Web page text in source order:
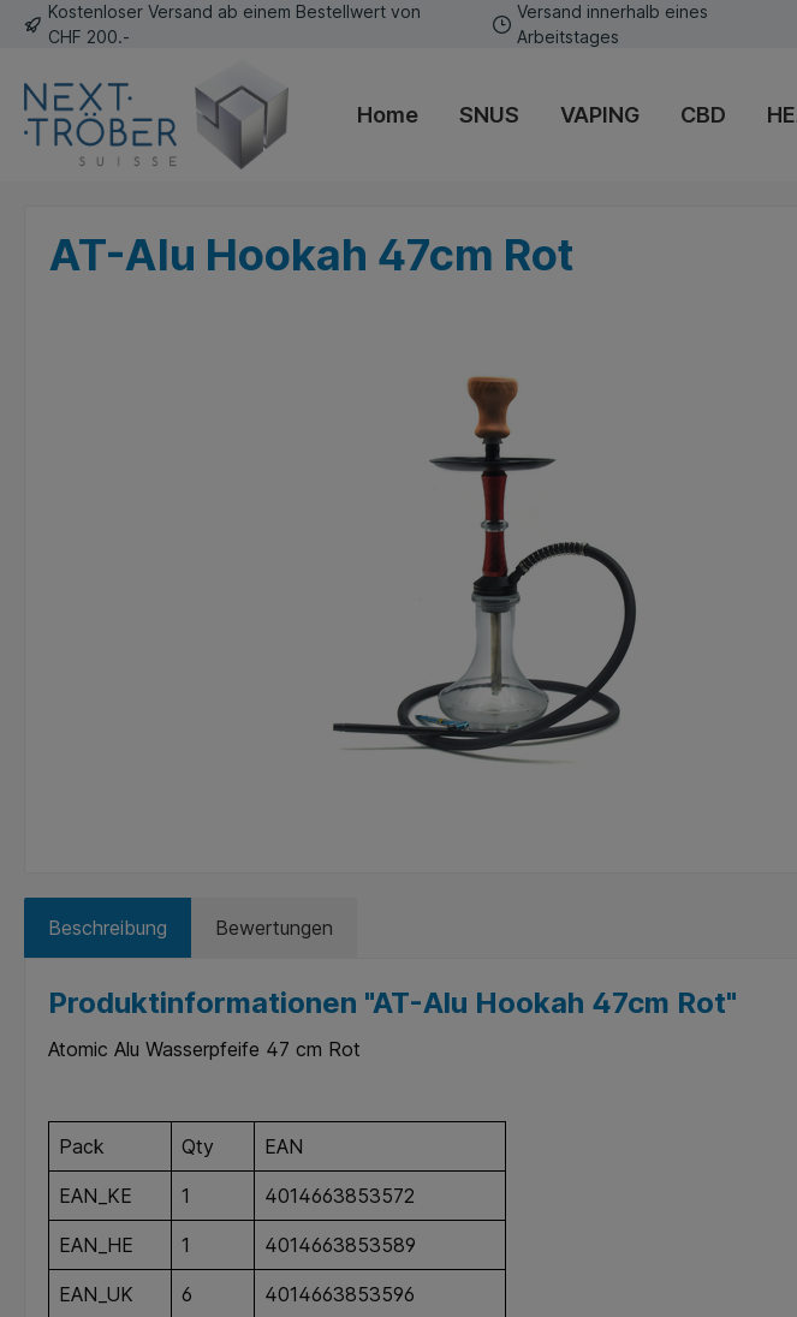
Kostenloser Versand ab einem Bestellwert von
CHF 200.-
Versand innerhalb eines
Arbeitstages
Home SNUS VAPING CBD
AT-Alu Hookah 47cm Rot
Beschreibung Bewertungen
Produktinformationen "AT-Alu Hookah 47cm Rot"
Atomic Alu Wasserpfeife 47 cm Rot
Pack Qty EAN
EAN_KE 1 4014663853572
EAN_HE 1 4014663853589
EAN_UK 6 4014663853596